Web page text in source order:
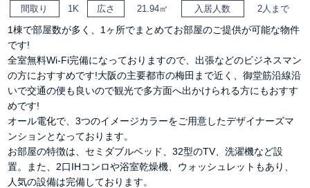
間取り 1K 広さ 21.94㎡ 入居人数 2人まで
1棟で部屋数が多く、1ヶ所でまとめてお部屋のご提供が可能な物件
です!
全室無料Wi-Fi完備になっておりますので、出張などのビジネスマン
の方におすすめです!大阪の主要都市の梅田まで近く、御堂筋沿線沿
いで交通の便も良いので観光で多方面へ出かけられる方にもおすす
めです!
オール電化で、3つのイメージカラーをご用意したデザイナーズマ
ンションとなっております。
お部屋の特徴は、セミダブルベッド、32型のTV、洗濯機など設
置。また、2口IHコンロや浴室乾燥機、ウォッシュレットもあり、
人気の設備は完備しております。